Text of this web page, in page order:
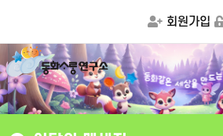
회원가입
동화같은 세상을 만드는